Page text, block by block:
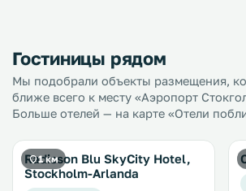
Гостиницы рядом
Мы подобрали объекты размещения,
ближе всего к месту «Аэропорт
Больше отелей — на карте «Отели
1 км
Radisson Blu SkyCity Hotel,
Stockholm-Arlanda